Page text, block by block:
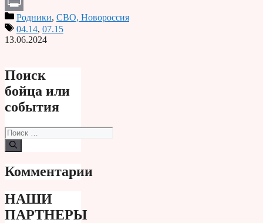
PrintРодники, СВО, Новороссия
04.14, 07.15
13.06.2024
Поиск
бойца или
события
Поиск:
Комментарии
НАШИ
ПАРТНЕРЫ